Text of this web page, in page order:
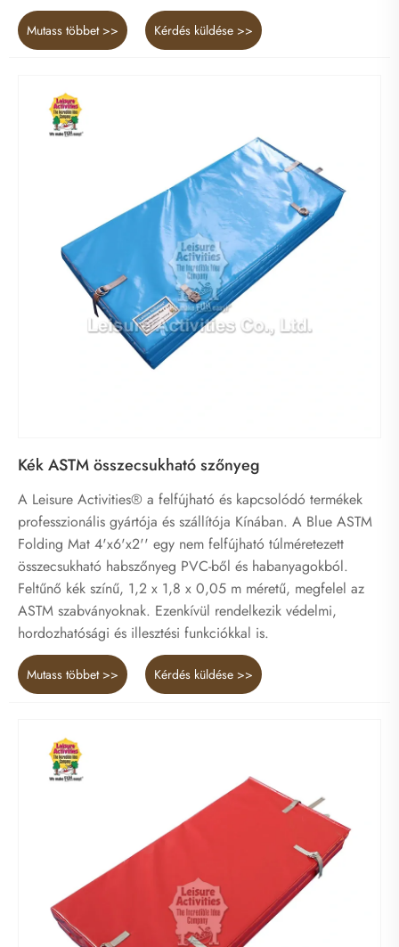
Mutass többet >> Kérdés küldése >>
Kék ASTM összecsukható szőnyeg
A Leisure Activities® a felfújható és kapcsolódó termékek
professzionális gyártója és szállítója Kínában. A Blue ASTM
Folding Mat 4'x6'x2'' egy nem felfújható túlméretezett
összecsukható habszőnyeg PVC-ből és habanyagokból.
Feltűnő kék színű, 1,2 x 1,8 x 0,05 m méretű, megfelel az
ASTM szabványoknak. Ezenkívül rendelkezik védelmi,
hordozhatósági és illesztési funkciókkal is.
Mutass többet >> Kérdés küldése >>